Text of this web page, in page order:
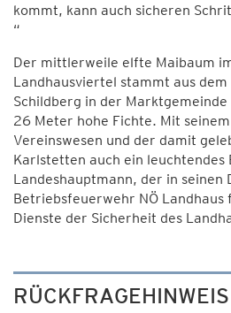
kommt, kann auch sicheren
“
Der mittlerweile elfte Maibaum
Landhausviertel stammt aus
Schildberg in der
26 Meter hohe Fichte. Mit
Vereinswesen und der damit
Karlstetten auch ein leuchtendes
Landeshauptmann, der in seinen
Betriebsfeuerwehr NÖ
Dienste der Sicherheit des
RÜCKFRAGEHINWEIS